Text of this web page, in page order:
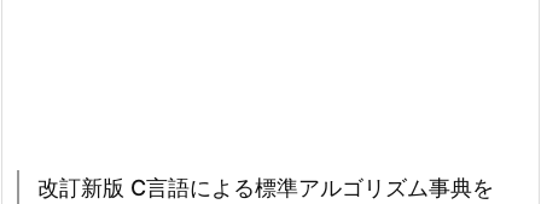
改訂新版 C言語による標準アルゴリズム事典を